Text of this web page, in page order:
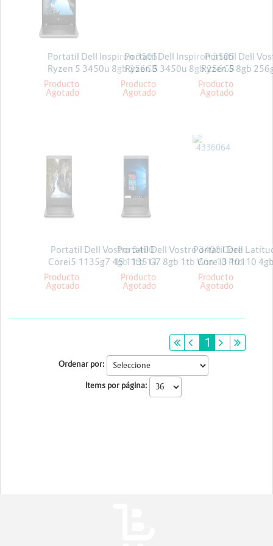
Proyectores
Energia y Potencia
Marcas
Portatil Dell Inspiron 3505
Ryzen 5 3450u 8gb 256GB
Win10 15.6
Producto
Agotado
Portatil Dell Inspiron 3505
Ryzen 5 3450u 8gb 256GB
Win10 15.6
Producto
Agotado
Portátil Dell
Ryzen 5 8gb
Producto
Agotado
Portatil Dell Vostro 3400
Corei5 1135g7 4gb 1tb 14
Linux +Licencia kaspersky
Producto
Agotado
Portatil Dell Vostro 3400 Core
I5 1135 G7 8gb 1tb Win 10 Pro
Producto
Agotado
Portatil Dell
Core I3 10110
DELL
Producto
Agotado
primeiro
anterior
1 próximo
Ordenar por:
Items por página: